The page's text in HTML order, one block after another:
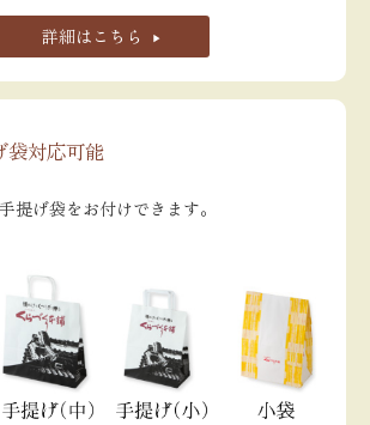
詳細はこちら
袋対応可能
提げ袋をお付けできます。